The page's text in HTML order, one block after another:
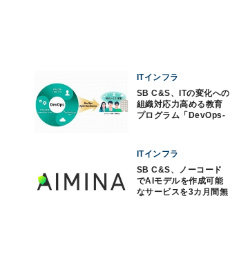
ITインフラ
SB C&S、ITの変化への
組織対応力高める教育
プログラム「DevOps-
ITインフラ
SB C&S、ノーコード
でAIモデルを作成可能
なサービスを3カ月間無